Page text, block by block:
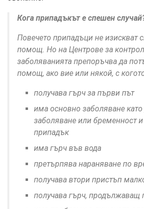
Кога припадъкът е спешен
Повечето припадъци не изискват
помощ. Но на Центрове за
заболяванията препоръчва да
помощ, ако вие или някой, с
получава гърч за първи път
има основно заболяване
заболяване или бременност
припадък
има гърч във вода
претърпява нараняване по
получава втори пристъп
получава гърч, продължаващ